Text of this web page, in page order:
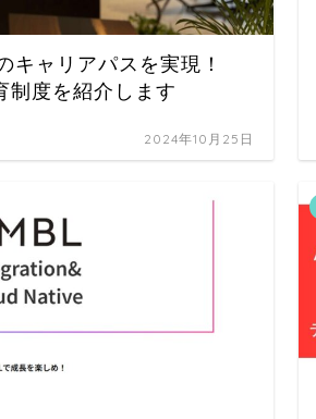
キャリアパスを実現！
制度を紹介します
2024年10月25日